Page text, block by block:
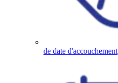
de date d'accouchement